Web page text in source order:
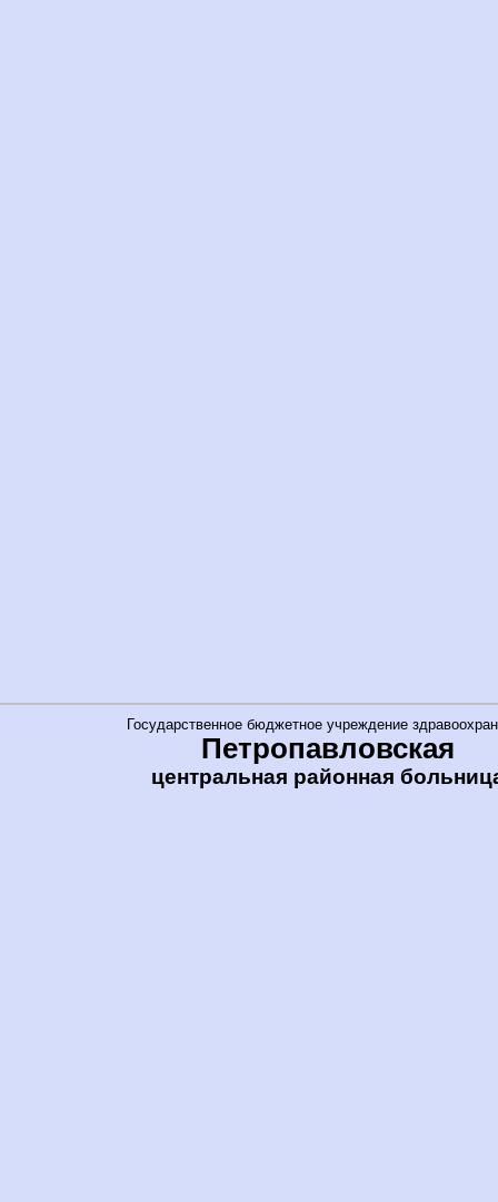
Государственное бюджетное учреждение
Петропавловская
центральная районная